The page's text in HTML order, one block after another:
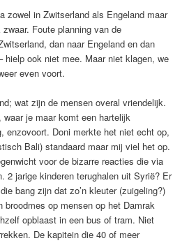
zowel in Zwitserland als Engeland maar
Foute planning van de
dan naar Engeland en dan
hielp ook niet mee. Maar niet klagen, we
even voort.
wat zijn de mensen overal vriendelijk.
je maar komt een hartelijk
enzovoort. Doni merkte het niet echt op,
Bali) standaard maar mij viel het op.
voor de bizarre reacties die via
2 jarige kinderen terughalen uit Syrië? Er
bang zijn dat zo’n kleuter (zuigeling?)
broodmes op mensen op het Damrak
opblaast in een bus of tram. Niet
De kapitein die 40 of meer